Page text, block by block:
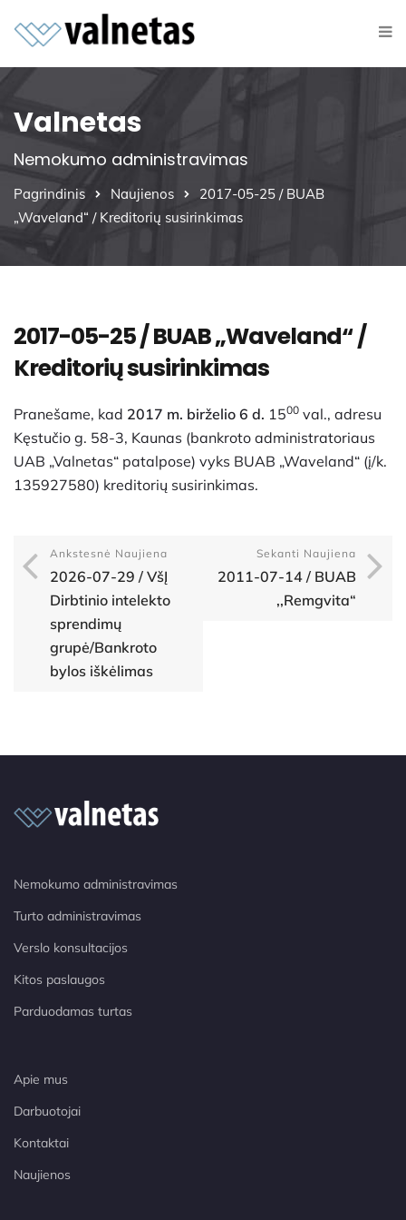
Valnetas
Nemokumo administravimas
Pagrindinis Naujienos
2017-05-25 / BUAB
„Waveland“ / Kreditorių susirinkimas
2017-05-25 / BUAB „Waveland“ /
Kreditorių susirinkimas
Pranešame, kad 2017 m. birželio 6 d. 1500 val., adresu
Kęstučio g. 58-3, Kaunas (bankroto administratoriaus
UAB „Valnetas“ patalpose) vyks BUAB „Waveland“ (į/k.
135927580) kreditorių susirinkimas.
Ankstesnė Naujiena
2026-07-29 / VšĮ
Dirbtinio intelekto
sprendimų
grupė/Bankroto
bylos iškėlimas
Sekanti Naujiena
2011-07-14 / BUAB
,,Remgvita“
Nemokumo administravimas
Turto administravimas
Verslo konsultacijos
Kitos paslaugos
Parduodamas turtas
Apie mus
Darbuotojai
Kontaktai
Naujienos